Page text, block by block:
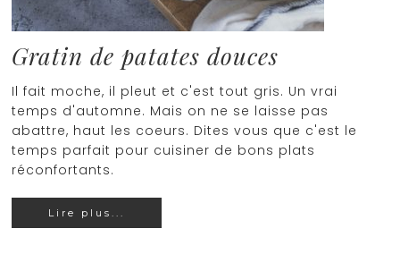
Gratin de patates douces
Il fait moche, il pleut et c'est tout gris. Un vrai
temps d'automne. Mais on ne se laisse pas
abattre, haut les coeurs. Dites vous que c'est le
temps parfait pour cuisiner de bons plats
réconfortants.
Lire plus...